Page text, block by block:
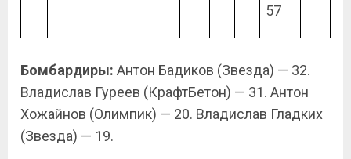
57
Бомбардиры: Антон Бадиков (Звезда) — 32.
Владислав Гуреев (КрафтБетон) — 31. Антон
Хожайнов (Олимпик) — 20. Владислав Гладких
(Звезда) — 19.